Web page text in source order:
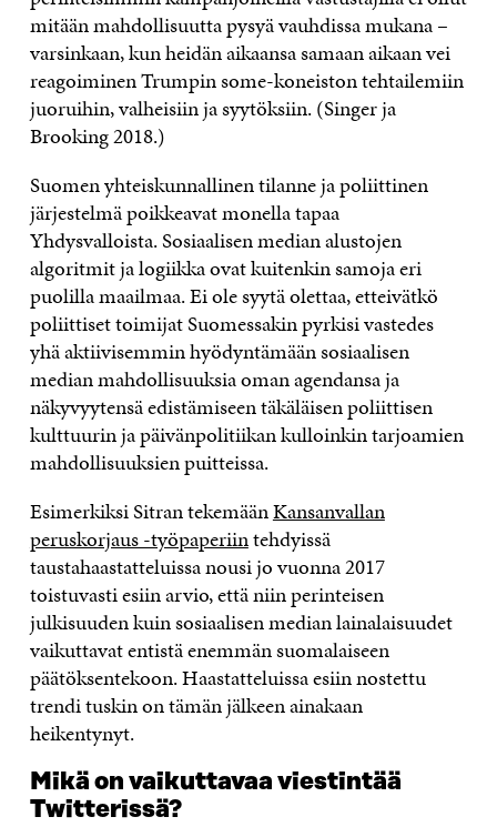
mitään mahdollisuutta pysyä vauhdissa mukana –
varsinkaan, kun heidän aikaansa samaan aikaan vei
reagoiminen Trumpin some-koneiston tehtailemiin
juoruihin, valheisiin ja syytöksiin. (Singer ja
Brooking 2018.)
Suomen yhteiskunnallinen tilanne ja poliittinen
järjestelmä poikkeavat monella tapaa
Yhdysvalloista. Sosiaalisen median alustojen
algoritmit ja logiikka ovat kuitenkin samoja eri
puolilla maailmaa. Ei ole syytä olettaa, etteivätkö
poliittiset toimijat Suomessakin pyrkisi vastedes
yhä aktiivisemmin hyödyntämään sosiaalisen
median mahdollisuuksia oman agendansa ja
näkyvyytensä edistämiseen täkäläisen poliittisen
kulttuurin ja päivänpolitiikan kulloinkin tarjoamien
mahdollisuuksien puitteissa.
Esimerkiksi Sitran tekemäänKansanvallan
peruskorjaus -työpaperiintehdyissä
taustahaastatteluissa nousi jo vuonna 2017
toistuvasti esiin arvio, että niin perinteisen
julkisuuden kuin sosiaalisen median lainalaisuudet
vaikuttavat entistä enemmän suomalaiseen
päätöksentekoon. Haastatteluissa esiin nostettu
trendi tuskin on tämän jälkeen ainakaan
heikentynyt.
Mikä on vaikuttavaa viestintää
Twitterissä?